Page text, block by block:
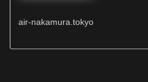
air-nakamura.tokyo